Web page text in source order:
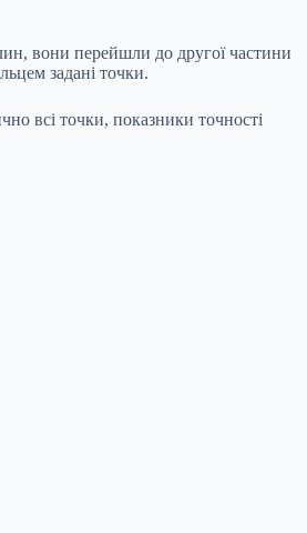
вони перейшли до другої частини
задані точки.
всі точки, показники точності